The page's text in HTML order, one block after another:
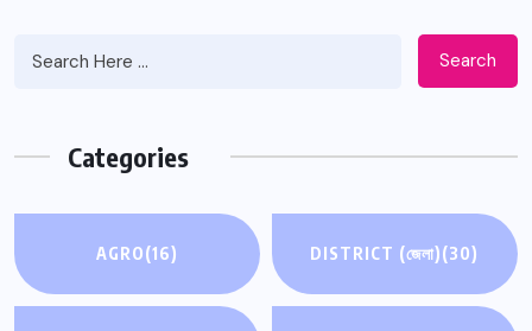
Search
Categories
AGRO(16) DISTRICT (জেলা)(30)